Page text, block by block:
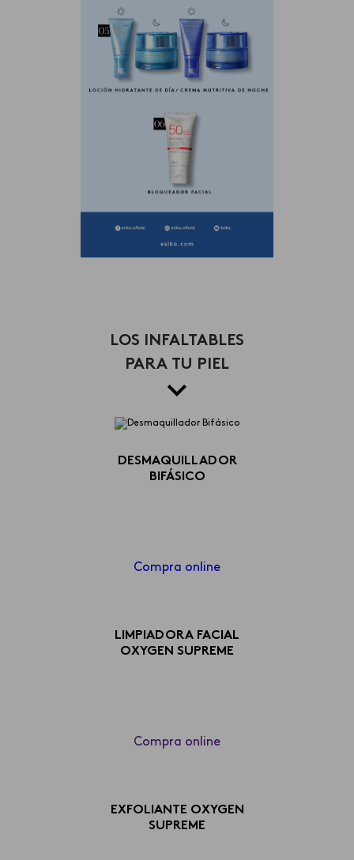
LOS INFALTABLES
PARA TU PIEL
DESMAQUILLADOR
BIFÁSICO
Compra online
LIMPIADORA FACIAL
OXYGEN SUPREME
Compra online
EXFOLIANTE OXYGEN
SUPREME